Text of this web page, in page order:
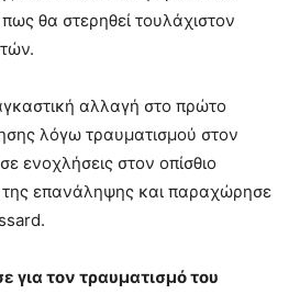
θα στερηθεί τουλάχιστον
αλλαγή στο πρώτο
λόγω τραυματισμού στον
ενοχλήσεις στον οπίσθιο
της επανάληψης και παραχώρησε
τον τραυματισμό του